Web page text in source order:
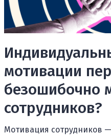
мотивации
безошибочно
сотрудников?
Мотивация сотрудников